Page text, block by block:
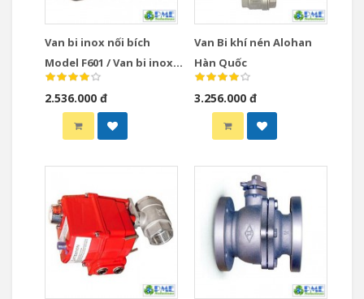
Van bi inox nối bích
Model F601 / Van bi inox
nối bích Model F602
2.536.000 đ
Van Bi khí nén Alohan
Hàn Quốc
3.256.000 đ